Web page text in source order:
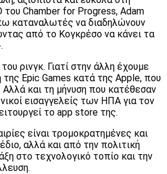
του Chamber for Progress, Adam
καταναλωτές να διαδηλώνουν
από το Κογκρέσο να κάνει τα
ρινγκ. Γιατί στην άλλη έχουμε
Epic Games κατά της Apple, που
Αλλά και τη μήνυση που κατέθεσαν
εισαγγελείς των ΗΠΑ για τον
το app store της.
είναι τρομοκρατημένες και
αλλά και από την πολιτική
στο τεχνολογικό τοπίο και την